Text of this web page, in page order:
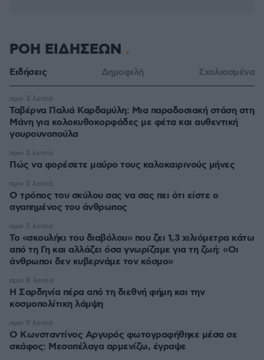
ΡΟΗ ΕΙΔΗΣΕΩΝ
Ειδήσεις Δημοφιλή Σχολιασμένα
Ταβέρνα Παλιά Καρδαμύλη: Μια παραδοσιακή στάση στη
Μάνη για κολοκυθοκορφάδες με φέτα και αυθεντική
γουρουνοπούλα
πριν 3 λεπτά
Πώς να φορέσετε μαύρο τους καλοκαιρινούς μήνες
πριν 3 λεπτά
Ο τρόπος του σκύλου σας να σας πει ότι είστε ο
αγαπημένος του άνθρωπος
πριν 5 λεπτά
Το «σκουλήκι του διαβόλου» που ζει 1,3 χιλιόμετρα κάτω
από τη Γη και αλλάζει όσα γνωρίζαμε για τη ζωή: «Οι
άνθρωποι δεν κυβερνάμε τον κόσμο»
πριν 5 λεπτά
Η Σαρδηνία πέρα από τη διεθνή φήμη και την
κοσμοπολίτικη λάμψη
πριν 8 λεπτά
Ο Κωνσταντίνος Αργυρός φωτογραφήθηκε μέσα σε
σκάφος: Μεσοπέλαγα αρμενίζω, έγραψε
πριν 9 λεπτά